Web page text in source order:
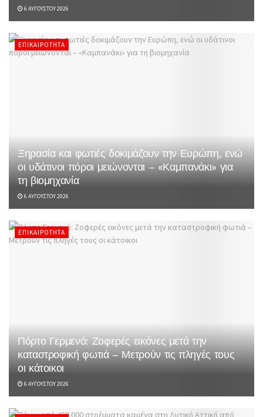
6 ΑΥΓΟΎΣΤΟΥ 2026
ΕΠΙΚΑΙΡΌΤΗΤΑ
Ξηρασία και φωτιές δοκιμάζουν την Ευρώπη, ενώ
οι υδάτινοι πόροι μειώνονται – «Καμπανάκι» για
τη βιομηχανία
6 ΑΥΓΟΎΣΤΟΥ 2026
ΕΠΙΚΑΙΡΌΤΗΤΑ
Πόρτο Γερμενό: Ζοφερές εικόνες μετά την
καταστροφική φωτιά – Μετρούν τις πληγές τους
οι κάτοικοι
6 ΑΥΓΟΎΣΤΟΥ 2026